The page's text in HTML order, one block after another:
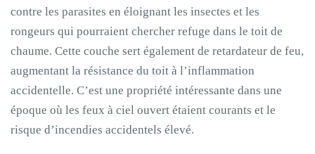
contre les parasites en éloignant les insectes et les
rongeurs qui pourraient chercher refuge dans le toit de
chaume. Cette couche sert également de retardateur de feu,
augmentant la résistance du toit à l’inflammation
accidentelle. C’est une propriété intéressante dans une
époque où les feux à ciel ouvert étaient courants et le
risque d’incendies accidentels élevé.